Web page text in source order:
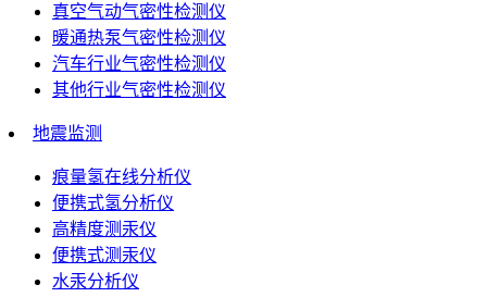
真空气动气密性检测仪
暖通热泵气密性检测仪
汽车行业气密性检测仪
其他行业气密性检测仪
地震监测
痕量氢在线分析仪
便携式氢分析仪
高精度测汞仪
便携式测汞仪
水汞分析仪